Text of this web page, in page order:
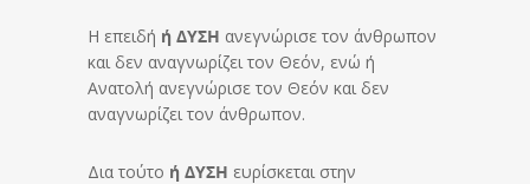
Η επειδή ή ΔΥΣΗ ανεγνώρισε τον άνθρωπον
και δεν αναγνωρίζει τον Θεόν, ενώ ή
Ανατολή ανεγνώρισε τον Θεόν και δεν
αναγνωρίζει τον άνθρωπον.
Δια τούτο ή ΔΥΣΗ ευρίσκεται στην